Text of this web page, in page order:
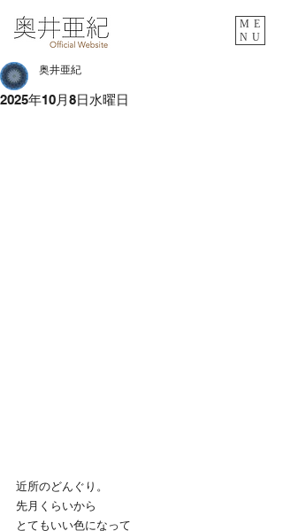
ME
NU
2025年10月8日水曜日
奥井亜紀
近所のどんぐり。
先月くらいから
とてもいい色になって